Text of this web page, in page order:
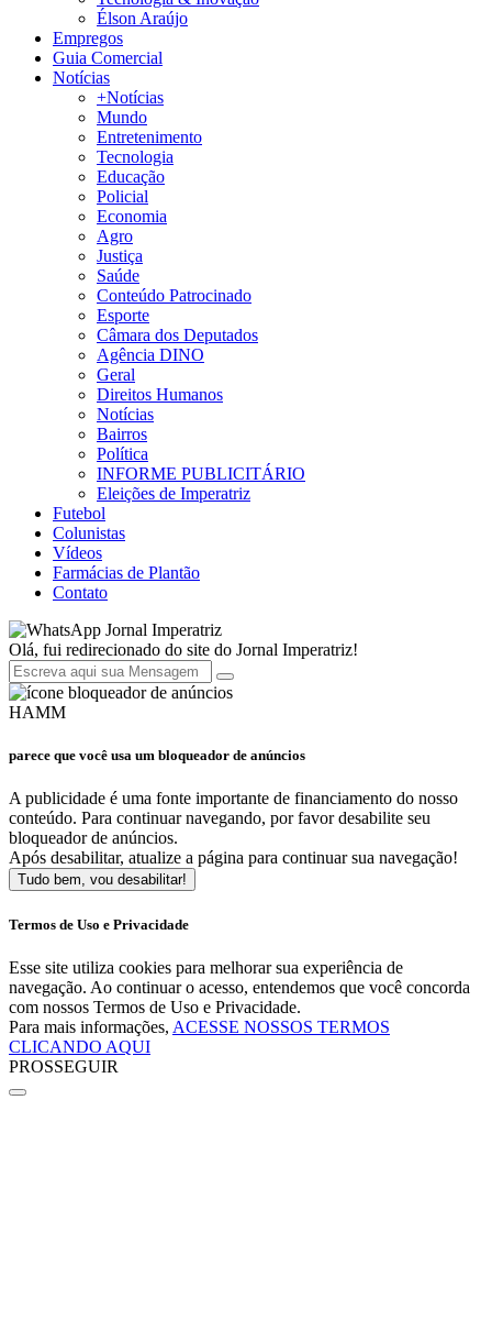
Élson Araújo
Empregos
Guia Comercial
Notícias
+Notícias
Mundo
Entretenimento
Tecnologia
Educação
Policial
Economia
Agro
Justiça
Saúde
Conteúdo Patrocinado
Esporte
Câmara dos Deputados
Agência DINO
Geral
Direitos Humanos
Notícias
Bairros
Política
INFORME PUBLICITÁRIO
Eleições de Imperatriz
Futebol
Colunistas
Vídeos
Farmácias de Plantão
Contato
Jornal Imperatriz
Olá, fui redirecionado do site do Jornal Imperatriz!
HAMM
parece que você usa um bloqueador de anúncios
A publicidade é uma fonte importante de financiamento do nosso
conteúdo. Para continuar navegando, por favor desabilite seu
bloqueador de anúncios.
Após desabilitar, atualize a página para continuar sua navegação!
Tudo bem, vou desabilitar!
Termos de Uso e Privacidade
Esse site utiliza cookies para melhorar sua experiência de
navegação. Ao continuar o acesso, entendemos que você concorda
com nossos Termos de Uso e Privacidade.
Para mais informações, ACESSE NOSSOS TERMOS
CLICANDO AQUI
PROSSEGUIR